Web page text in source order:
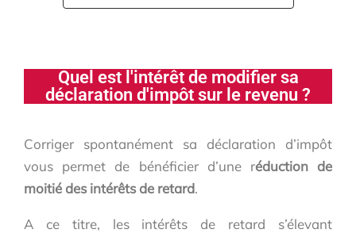
Quel est l'intérêt de modifier sa
déclaration d'impôt sur le revenu ?
Corriger spontanément sa déclaration d’impôt
vous permet de bénéficier d’une réduction de
moitié des intérêts de retard.
A ce titre, les intérêts de retard s’élevant